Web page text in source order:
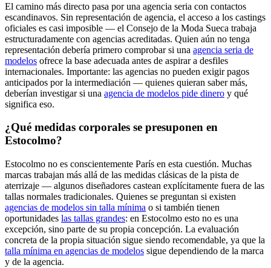
El camino más directo pasa por una agencia seria con contactos
escandinavos. Sin representación de agencia, el acceso a los castings
oficiales es casi imposible — el Consejo de la Moda Sueca trabaja
estructuradamente con agencias acreditadas. Quien aún no tenga
representación debería primero comprobar si una agencia seria de
modelos ofrece la base adecuada antes de aspirar a desfiles
internacionales. Importante: las agencias no pueden exigir pagos
anticipados por la intermediación — quienes quieran saber más,
deberían investigar si una agencia de modelos pide dinero y qué
significa eso.
¿Qué medidas corporales se presuponen en
Estocolmo?
Estocolmo no es conscientemente París en esta cuestión. Muchas
marcas trabajan más allá de las medidas clásicas de la pista de
aterrizaje — algunos diseñadores castean explícitamente fuera de las
tallas normales tradicionales. Quienes se preguntan si existen
agencias de modelos sin talla mínima o si también tienen
oportunidades las tallas grandes: en Estocolmo esto no es una
excepción, sino parte de su propia concepción. La evaluación
concreta de la propia situación sigue siendo recomendable, ya que la
talla mínima en agencias de modelos sigue dependiendo de la marca
y de la agencia.